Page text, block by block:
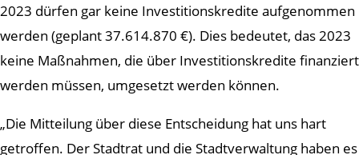
2023 dürfen gar keine Investitionskredite aufgenommen
werden (geplant 37.614.870 €). Dies bedeutet, das 2023
keine Maßnahmen, die über Investitionskredite finanziert
werden müssen, umgesetzt werden können.
„Die Mitteilung über diese Entscheidung hat uns hart
getroffen. Der Stadtrat und die Stadtverwaltung haben es